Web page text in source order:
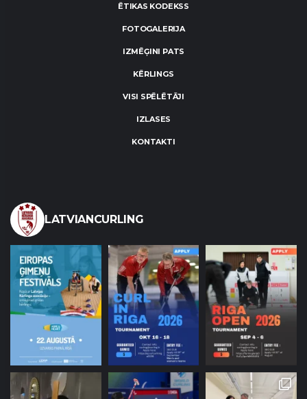
ĒTIKAS KODEKSS
FOTOGALERIJA
IZMĒĢINI PATS
KĒRLINGS
VISI SPĒLĒTĀJI
IZLASES
KONTAKTI
LATVIANCURLING